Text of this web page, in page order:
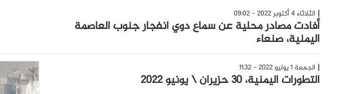
الثلاثاء 4 أكتوبر 2022 - 09:02
أفادت مصادر محلية عن سماع دوي انفجار جنوب العاصمة
اليمنية، صنعاء
الجمعة 1 يوليو 2022 - 11:32
التطورات اليمنية، 30 حزيران \ يونيو 2022